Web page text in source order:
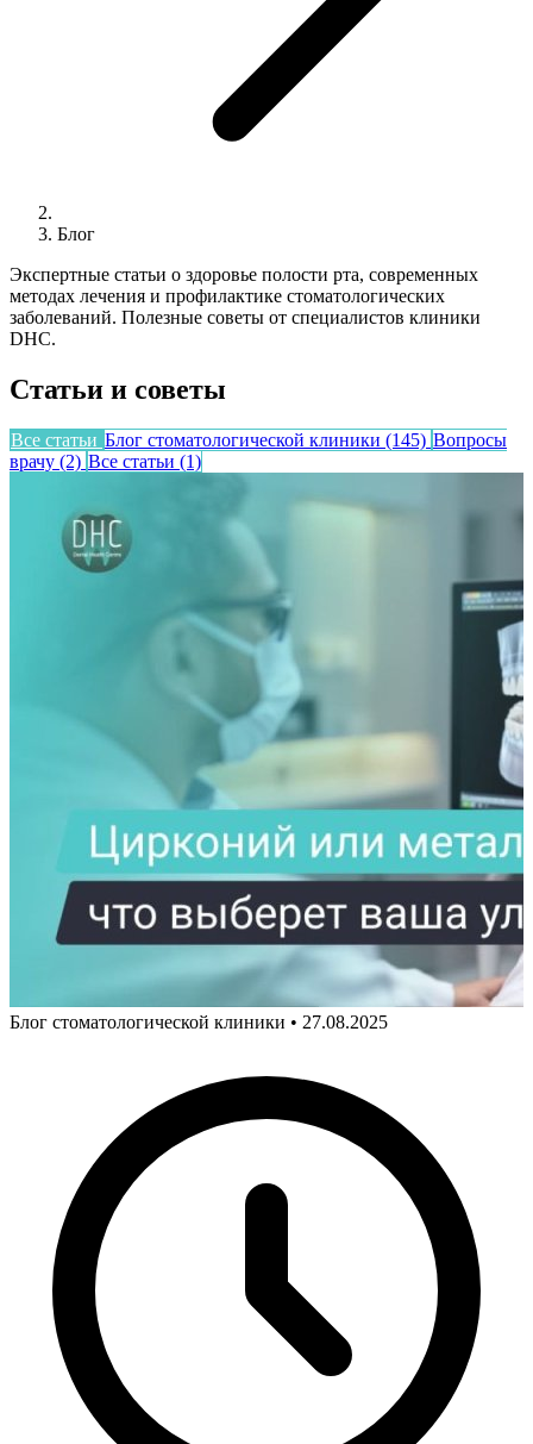
Блог
Экспертные статьи о здоровье полости рта, современных
методах лечения и профилактике стоматологических
заболеваний. Полезные советы от специалистов клиники
DHC.
Статьи и советы
Все статьи Блог стоматологической клиники (145) Вопросы
врачу (2) Все статьи (1)
Блог стоматологической клиники • 27.08.2025